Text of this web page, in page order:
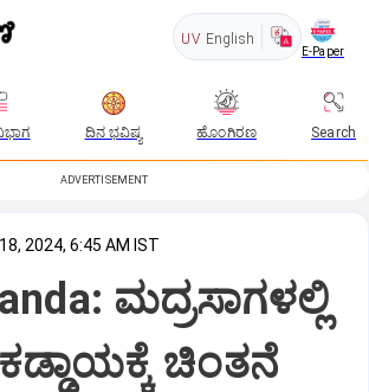
UV English
E-Paper
ದಿನ ಭವಿಷ್ಯ ಹೊಂಗಿರಣ Search
ADVERTISEMENT
2024, 6:45 AM IST
ಮದ್ರಸಾಗಳಲ್ಲಿ
ಚಿಂತನೆ